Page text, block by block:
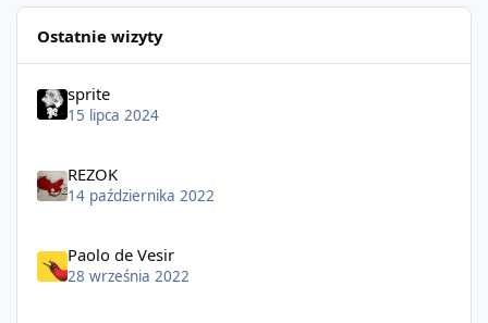
Ostatnie wizyty
sprite
15 lipca 2024
REZOK
14 października 2022
Paolo de Vesir
28 września 2022